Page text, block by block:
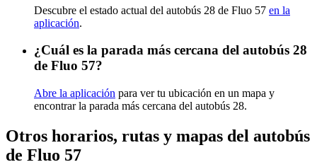
Descubre el estado actual del autobús 28 de Fluo 57 en la
aplicación.
¿Cuál es la parada más cercana del autobús 28
de Fluo 57?
Abre la aplicación para ver tu ubicación en un mapa y
encontrar la parada más cercana del autobús 28.
Otros horarios, rutas y mapas del autobús
de Fluo 57